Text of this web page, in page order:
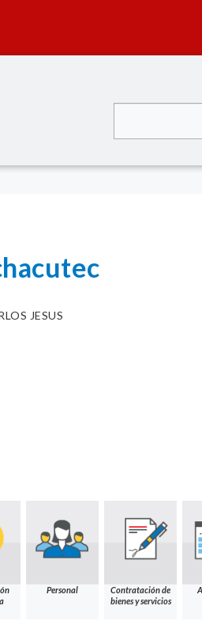
JESUS
Personal
Contratación de
bienes y servicios